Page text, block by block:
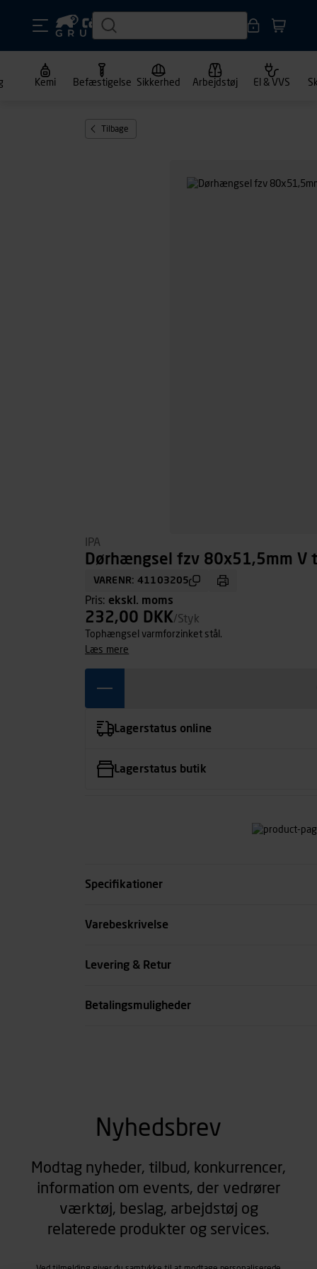
Kemi Befæstigelse Sikkerhed Arbejdstøj El & VVS
Tilbage
IPA
Dørhængsel fzv 80x51,5mm
VARENR: 41103205
Pris: ekskl. moms
232,00 DKK/Styk
Tophængsel varmforzinket stål.
læs mere
Lagerstatus online
Lagerstatus butik
Specifikationer
Overflade
Varebeskrivelse
Levering & Retur
Betalingsmuligheder
Nyhedsbrev
Modtag nyheder, tilbud, konkurrencer,
information om events, der vedrører
værktøj, beslag, arbejdstøj og
relaterede produkter og services.